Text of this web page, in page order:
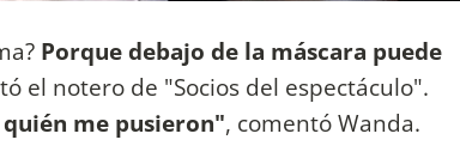
Porque debajo de la máscara puede
el notero de "Socios del espectáculo".
me pusieron", comentó Wanda.